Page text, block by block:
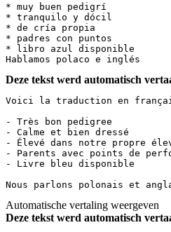
* muy buen pedigrí
* tranquilo y dócil
* de cría propia
* padres con puntos
* libro azul disponible
Hablamos polaco e inglés
Deze tekst werd automatisch
Voici la traduction en
- Très bon pedigree
- Calme et bien dressé
- Élevé dans notre propre
- Parents avec points de
- Livre bleu disponible
Nous parlons polonais et
Automatische vertaling weergeven
Deze tekst werd automatisch